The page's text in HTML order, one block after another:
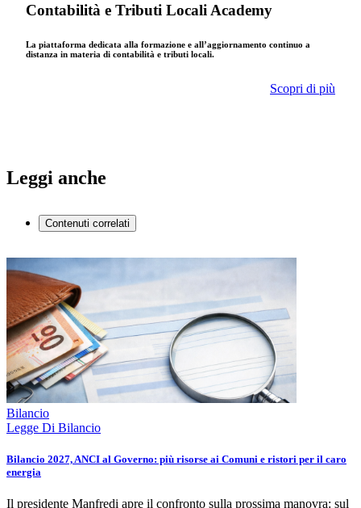
Contabilità e Tributi Locali Academy
La piattaforma dedicata alla formazione e all’aggiornamento continuo a
distanza in materia di contabilità e tributi locali.
Scopri di più
Leggi anche
Contenuti correlati
Bilancio
Legge Di Bilancio
Bilancio 2027, ANCI al Governo: più risorse ai Comuni e ristori per il caro
energia
Il presidente Manfredi apre il confronto sulla prossima manovra: sul